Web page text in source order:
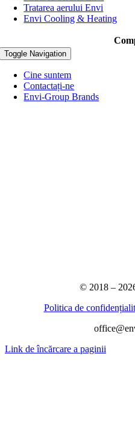
Tratarea aerului Envi
Envi Cooling & Heating
Toggle Navigation
Cine suntem
Contactați-ne
Envi-Group Brands
© 2018 –
Politica de
Link de încărcare a paginii